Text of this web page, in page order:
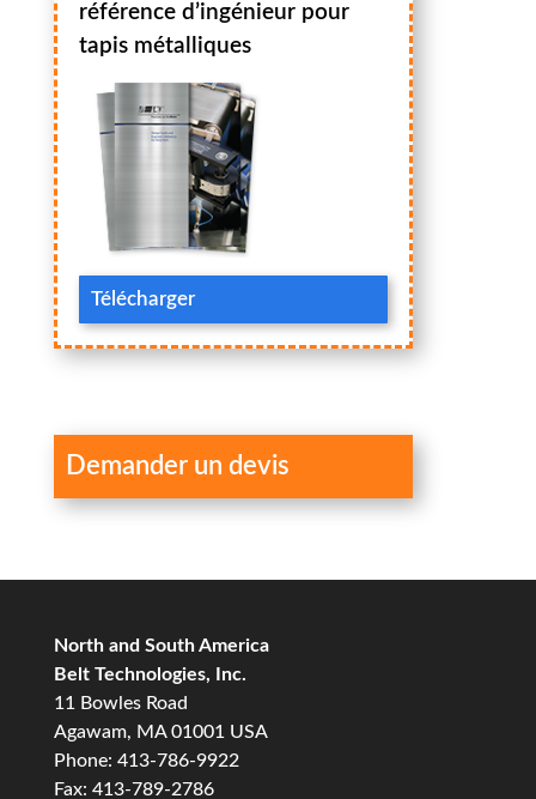
référence d’ingénieur pour
tapis métalliques
Télécharger
Demander un devis
North and South America
Belt Technologies, Inc.
11 Bowles Road
Agawam, MA 01001 USA
Phone: 413-786-9922
Fax: 413-789-2786